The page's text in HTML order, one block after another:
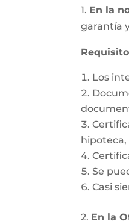
1. En la
garantía
Los
hipoteca,
Se
Casi
2. En la